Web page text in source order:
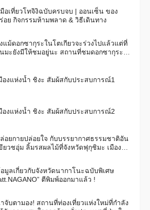
อเที่ยวโทจิงิฉบับครบจบ | ออนเซ็น ของ
อย กิจกรรมห้ามพลาด & วิธีเดินทาง
แม้ดอกซากุระในโตเกียวจะร่วงไปแล้วแต่ที่
มะยังมีให้ชมอยู่นะ สถานที่ชมดอกซากุระ
องแห่งน้ำ ชิงะ สัมผ้สกับประสบการณ์1
องแห่งน้ำ ชิงะ สัมผ้สกับประสบการณ์2
อยกายปล่อยใจ กับบรรยากาศธรรมชาติอัน
ยวชอุ่ม ลิ้มรสผลไม้ที่จังหวัดฟุกุชิมะ เมือง
มูลเกี่ยวกับจังหวัดนากาโนะฉบับพิเศษ
ตีพิมพ์ออกมาแล้ว !
จับตามอง! สถานที่ท่องเที่ยวแห่งใหม่ที่กำลัง